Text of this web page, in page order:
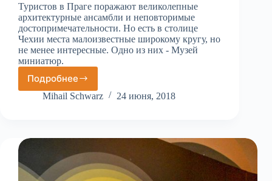
Туристов в Праге поражают великолепные
архитектурные ансамбли и неповторимые
достопримечательности. Но есть в столице
Чехии места малоизвестные широкому кругу, но
не менее интересные. Одно из них - Музей
миниатюр.
Подробнее
Музей
миниатюр
Mihail Schwarz 24 июня, 2018